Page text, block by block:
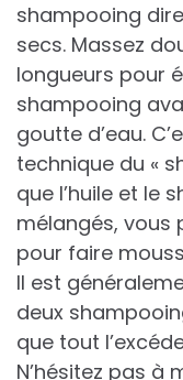
shampooing
secs. Massez
longueurs pour
shampooing
goutte d’eau.
technique du «
que l’huile et le
mélangés, vous
pour faire
Il est
deux
que tout
N’hésitez pas à